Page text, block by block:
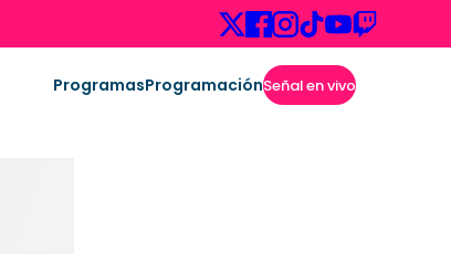
ProgramasProgramaciónSeñal en vivo